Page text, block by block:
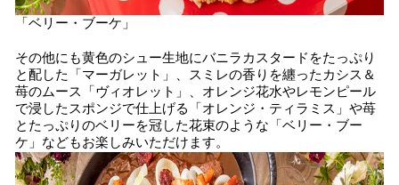
「ベリー・ブーケ」
その他にも黄色のシュー生地にバニラカスタードをたっぷり
と配した「マーガレット」、スミレの香りを纏ったカシス＆
苺のムース「ヴィオレット」、オレンジ花水やレモンピール
で浸したスポンジで仕上げる「オレンジ・ティラミス」や苺
とたっぷりのベリーを冠した花束のような「ベリー・ブー
ケ」などもお楽しみいただけます。